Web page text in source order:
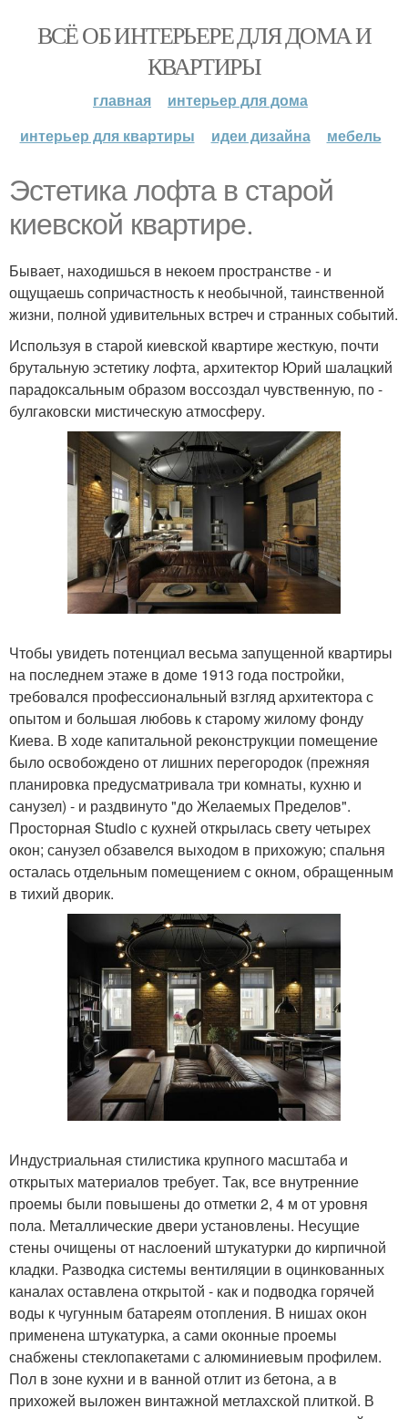
ВСЁ ОБ ИНТЕРЬЕРЕ ДЛЯ ДОМА И
КВАРТИРЫ
главная
интерьер для дома
интерьер для квартиры
идеи дизайна мебель
Эстетика лофта в старой
киевской квартире.
Бывает, находишься в некоем пространстве - и
ощущаешь сопричастность к необычной, таинственной
жизни, полной удивительных встреч и странных событий.
Используя в старой киевской квартире жесткую, почти
брутальную эстетику лофта, архитектор Юрий шалацкий
парадоксальным образом воссоздал чувственную, по -
булгаковски мистическую атмосферу.
Чтобы увидеть потенциал весьма запущенной квартиры
на последнем этаже в доме 1913 года постройки,
требовался профессиональный взгляд архитектора с
опытом и большая любовь к старому жилому фонду
Киева. В ходе капитальной реконструкции помещение
было освобождено от лишних перегородок (прежняя
планировка предусматривала три комнаты, кухню и
санузел) - и раздвинуто "до Желаемых Пределов".
Просторная Studio с кухней открылась свету четырех
окон; санузел обзавелся выходом в прихожую; спальня
осталась отдельным помещением с окном, обращенным
в тихий дворик.
Индустриальная стилистика крупного масштаба и
открытых материалов требует. Так, все внутренние
проемы были повышены до отметки 2, 4 м от уровня
пола. Металлические двери установлены. Несущие
стены очищены от наслоений штукатурки до кирпичной
кладки. Разводка системы вентиляции в оцинкованных
каналах оставлена открытой - как и подводка горячей
воды к чугунным батареям отопления. В нишах окон
применена штукатурка, а сами оконные проемы
снабжены стеклопакетами с алюминиевым профилем.
Пол в зоне кухни и в ванной отлит из бетона, а в
прихожей выложен винтажной метлахской плиткой. В